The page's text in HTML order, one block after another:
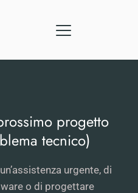
progetto
tecnico)
urgente, di
o di progettare